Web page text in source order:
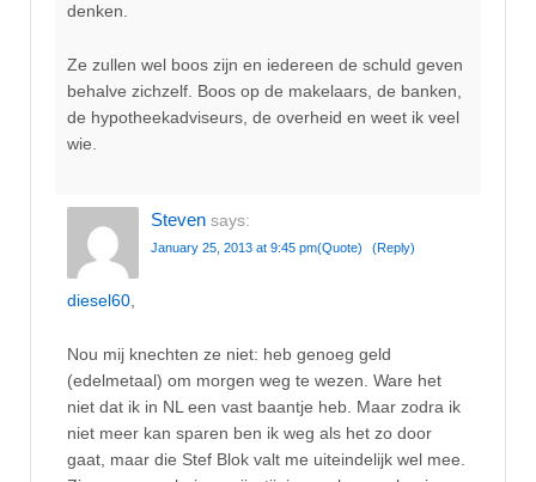
denken.
Ze zullen wel boos zijn en iedereen de schuld geven
behalve zichzelf. Boos op de makelaars, de banken,
de hypotheekadviseurs, de overheid en weet ik veel
wie.
Steven says:
January 25, 2013 at 9:45 pm(Quote) (Reply)
diesel60,
Nou mij knechten ze niet: heb genoeg geld
(edelmetaal) om morgen weg te wezen. Ware het
niet dat ik in NL een vast baantje heb. Maar zodra ik
niet meer kan sparen ben ik weg als het zo door
gaat, maar die Stef Blok valt me uiteindelijk wel mee.